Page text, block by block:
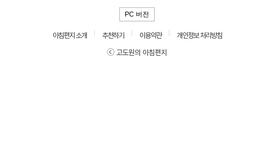
PC 버전
아침편지 소개 추천하기 이용약관
개인정보 처리방침
ⓒ 고도원의 아침편지